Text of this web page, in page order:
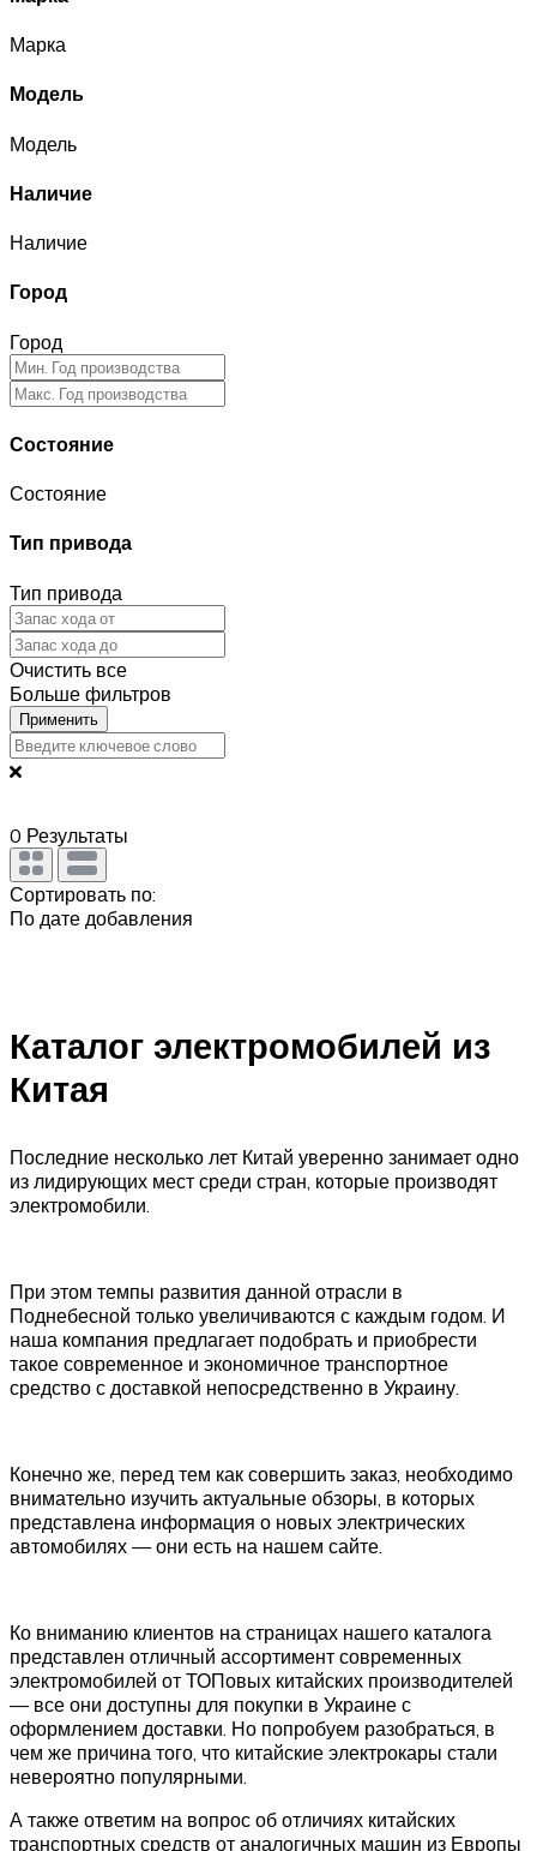
Марка
Модель
Модель
Наличие
Наличие
Город
Город
Состояние
Состояние
Тип привода
Тип привода
Очистить все
Больше фильтров
Применить
0 Результаты
Сортировать по:
По дате добавления
Каталог электромобилей из
Китая
Последние несколько лет Китай уверенно занимает одно
из лидирующих мест среди стран, которые производят
электромобили.
При этом темпы развития данной отрасли в
Поднебесной только увеличиваются с каждым годом. И
наша компания предлагает подобрать и приобрести
такое современное и экономичное транспортное
средство с доставкой непосредственно в Украину.
Конечно же, перед тем как совершить заказ, необходимо
внимательно изучить актуальные обзоры, в которых
представлена информация о новых электрических
автомобилях — они есть на нашем сайте.
Ко вниманию клиентов на страницах нашего каталога
представлен отличный ассортимент современных
электромобилей от ТОПовых китайских производителей
— все они доступны для покупки в Украине с
оформлением доставки. Но попробуем разобраться, в
чем же причина того, что китайские электрокары стали
невероятно популярными.
А также ответим на вопрос об отличиях китайских
транспортных средств от аналогичных машин из Европы